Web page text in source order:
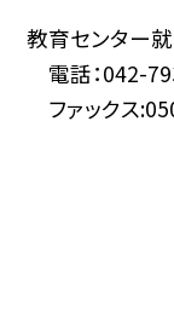
教育センター
電話：042-
ファックス